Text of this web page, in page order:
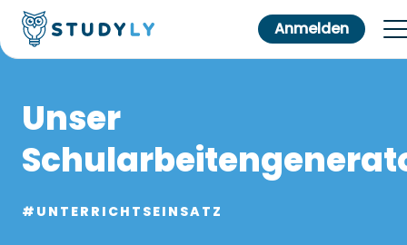
Anmelden
Unser
#UNTERRICHTSEINSATZ